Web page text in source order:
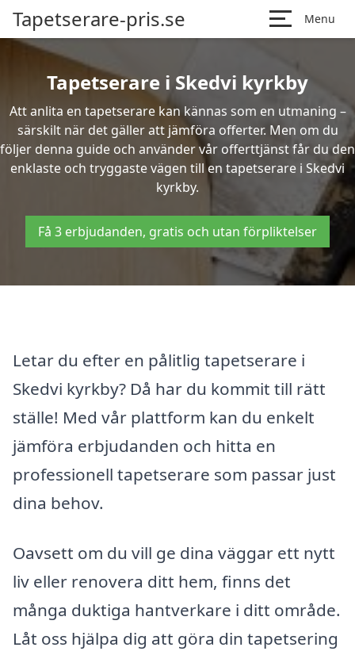
Tapetserare-pris.se Menu
Tapetserare i Skedvi kyrkby
Att anlita en tapetserare kan kännas som en utmaning –
särskilt när det gäller att jämföra offerter. Men om du
följer denna guide och använder vår offerttjänst får du den
enklaste och tryggaste vägen till en tapetserare i Skedvi
kyrkby.
Få 3 erbjudanden, gratis och utan förpliktelser
Letar du efter en pålitlig tapetserare i
Skedvi kyrkby? Då har du kommit till rätt
ställe! Med vår plattform kan du enkelt
jämföra erbjudanden och hitta en
professionell tapetserare som passar just
dina behov.
Oavsett om du vill ge dina väggar ett nytt
liv eller renovera ditt hem, finns det
många duktiga hantverkare i ditt område.
Låt oss hjälpa dig att göra din tapetsering